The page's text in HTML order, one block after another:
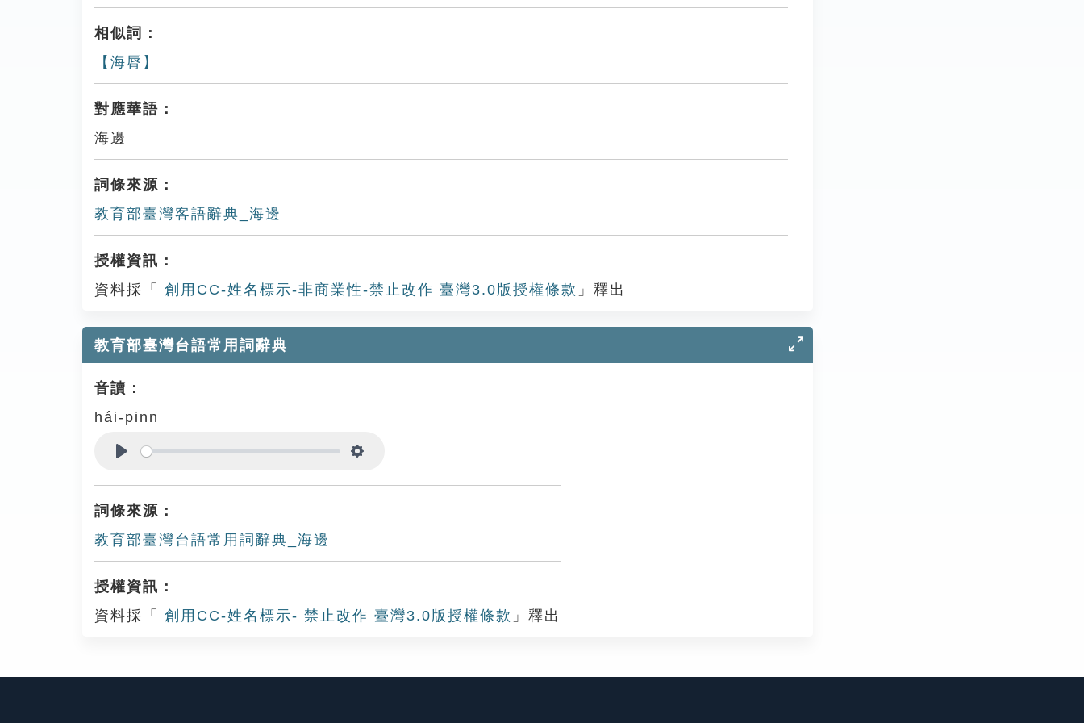
相似詞：
【海脣】
對應華語：
海邊
詞條來源：
教育部臺灣客語辭典_海邊
授權資訊：
資料採「
創用CC-姓名標示-非商業性-禁止改作 臺灣3.0版授權條款 」釋出
教育部臺灣台語常用詞辭典
音讀：
hái-pinn
詞條來源：
教育部臺灣台語常用詞辭典_海邊
授權資訊：
資料採「
創用CC-姓名標示- 禁止改作 臺灣3.0版授權條款 」釋出